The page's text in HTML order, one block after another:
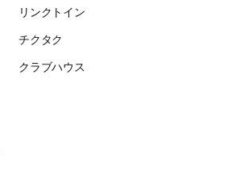
リンクトイン
チクタク
クラブハウス